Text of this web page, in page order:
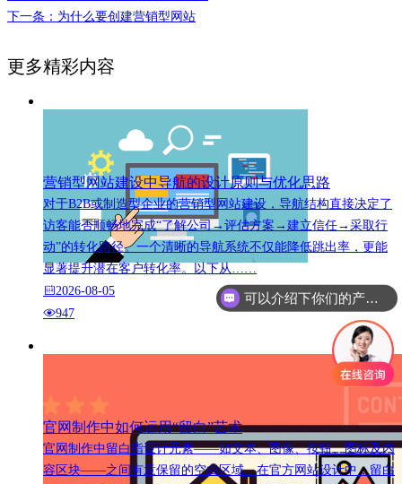
下一条：为什么要创建营销型网站
更多精彩内容
营销型网站建设中导航的设计原则与优化思路
对于B2B或制造型企业的营销型网站建设，导航结构直接决定了
访客能否顺畅地完成“了解公司→评估方案→建立信任→采取行
动”的转化路径。一个清晰的导航系统不仅能降低跳出率，更能
显著提升潜在客户转化率。以下从……
2026-08-05
947
官网制作中如何运用“留白”艺术
官网制作中留白指设计元素——如文本、图像、按钮、图标及内
容区块——之间有意保留的空白区域。在官方网站设计中，留白
可以介绍下你们的产品么